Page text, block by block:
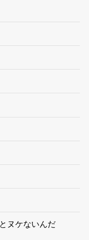
ヌケないんだ